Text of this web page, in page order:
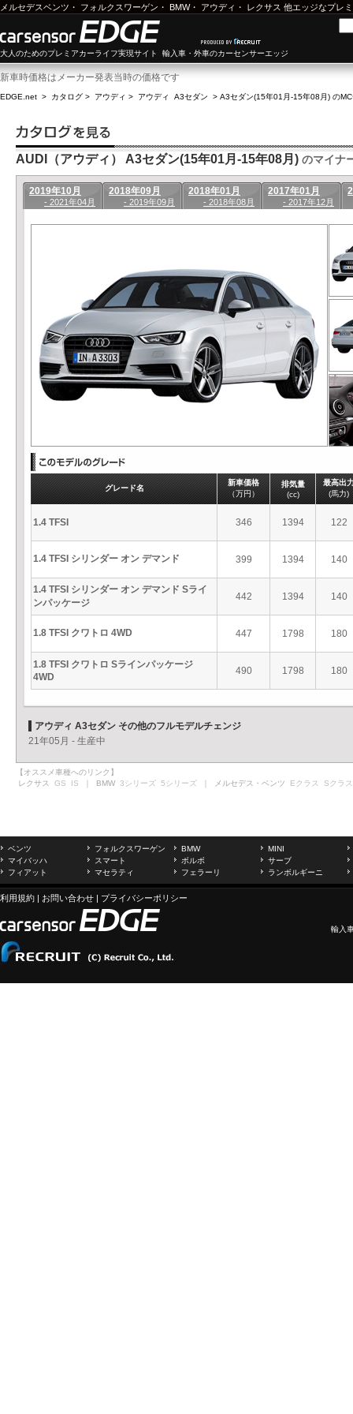
メルセデスベンツ ・ フォルクスワーゲン ・ BMW・ アウディ ・ レクサス 他エッジなプレ
大人のためのプレミアカーライフ実現サイト 輸入車・外車のカーセンサーエッジ
新車時価格はメーカー発表当時の価格です
EDGE.net > カタログ > アウディ > アウディ A3セダン > A3セダン(15年01月-15年08月) の
AUDI（アウディ） A3セダン(15年01月-15年08月) のマイナ
2019年10月
- 2021年04月
2018年09月
- 2019年09月
2018年01月
- 2018年08月
2017年01月
- 2017年12月
グレード名
新車価格
（万円）
排気量
(cc)
最高出
(馬力)
1.4 TFSI 346 1394 122
1.4 TFSI シリンダー オン デマンド 399 1394 140
1.4 TFSI シリンダー オン デマンド Sライ
ンパッケージ
442 1394 140
1.8 TFSI クワトロ 4WD 447 1798 180
1.8 TFSI クワトロ Sラインパッケージ
4WD
490 1798 180
アウディ A3セダン その他のフルモデルチェンジ
21年05月 - 生産中
【オススメ車種へのリンク】
レクサス GS IS ｜ BMW 3シリーズ 5シリーズ ｜ メルセデス・ベンツ Eクラス Sクラス
ベンツ フォルクスワーゲン BMW
MINI
マイバッハ
スマート ボルボ
サーブ
フィアット
マセラティ フェラーリ ランボルギーニ
利用規約 | お問い合わせ | プライバシーポリシー
輸入